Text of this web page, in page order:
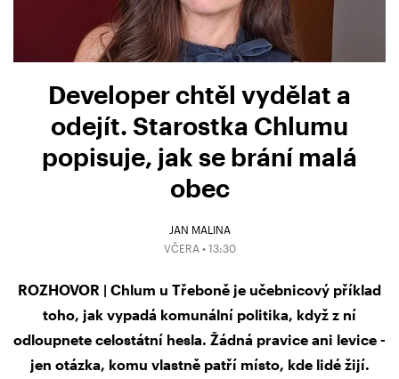
Developer chtěl vydělat a
odejít. Starostka Chlumu
popisuje, jak se brání malá
obec
JAN MALINA
VČERA • 13:30
ROZHOVOR | Chlum u Třeboně je učebnicový příklad
toho, jak vypadá komunální politika, když z ní
odloupnete celostátní hesla. Žádná pravice ani levice -
jen otázka, komu vlastně patří místo, kde lidé žijí.